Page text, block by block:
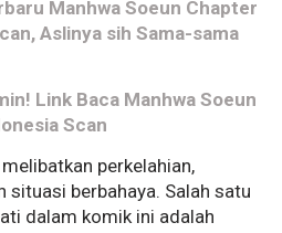
Manhwa Soeun Chapter
Aslinya sih Sama-sama
Link Baca Manhwa Soeun
Scan
perkelahian,
situasi berbahaya. Salah satu
dalam komik ini adalah